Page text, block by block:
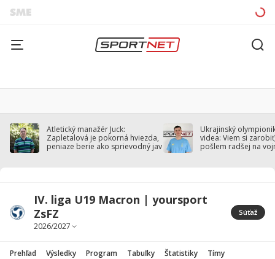
Atletický manažér Juck:
Zapletalová je pokorná hviezda,
peniaze berie ako sprievodný jav
Ukrajinský
videa: Viem si
pošlem radšej na
IV. liga U19 Macron | yoursport
ZsFZ
Súťaž
Prehľad Výsledky Program Tabuľky Štatistiky Tímy